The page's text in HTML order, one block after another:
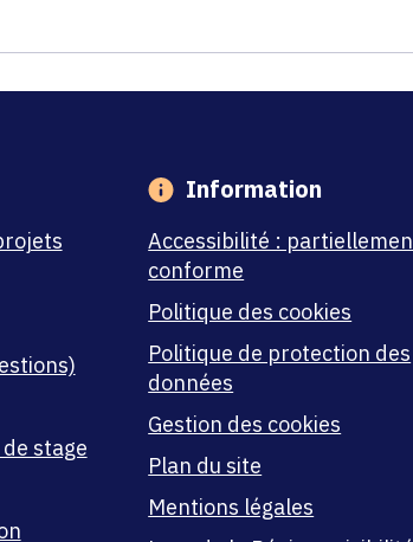
stage
Information
Accessibilité :
conforme
Politique des cookies
Politique de protection des
données
Gestion des cookies
Plan du site
Mentions légales